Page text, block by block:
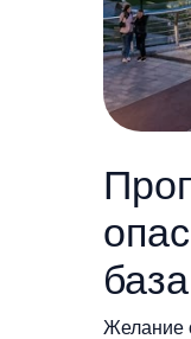
Желание